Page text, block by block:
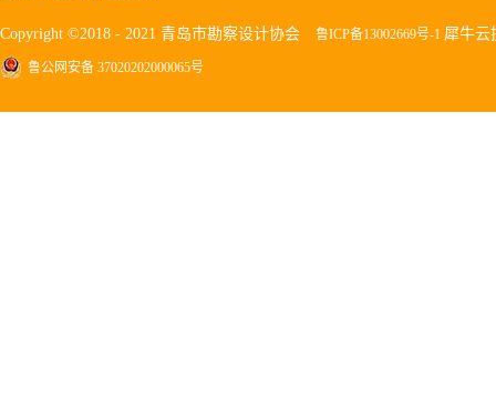
Copyright ©2018 - 2021 青岛市勘察设计协会 鲁ICP备13002669号-1 犀牛云
鲁公网安备 37020202000065号